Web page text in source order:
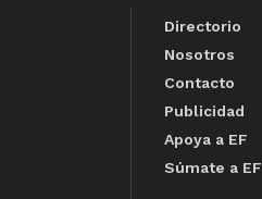
Directorio
Nosotros
Contacto
Publicidad
Apoya a EF
Súmate a EF